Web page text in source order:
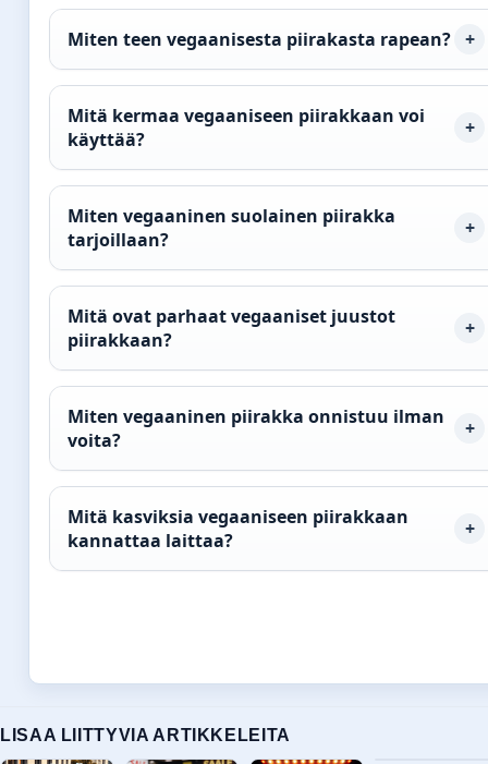
Miten teen vegaanisesta piirakasta rapean?
Mitä kermaa vegaaniseen piirakkaan voi
käyttää?
Miten vegaaninen suolainen piirakka
tarjoillaan?
Mitä ovat parhaat vegaaniset juustot
piirakkaan?
Miten vegaaninen piirakka onnistuu ilman
voita?
Mitä kasviksia vegaaniseen piirakkaan
kannattaa laittaa?
LISAA LIITTYVIA ARTIKKELEITA